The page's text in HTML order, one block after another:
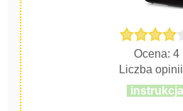
Ocena: 4
Liczba
instrukcja